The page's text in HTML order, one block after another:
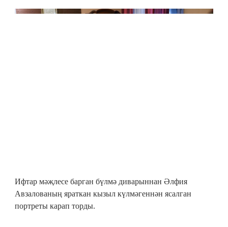
Ифтар мәҗлесе барган бүлмә диварыннан Әлфия
Авзалованың яраткан кызыл күлмәгеннән ясалган
портреты карап торды.